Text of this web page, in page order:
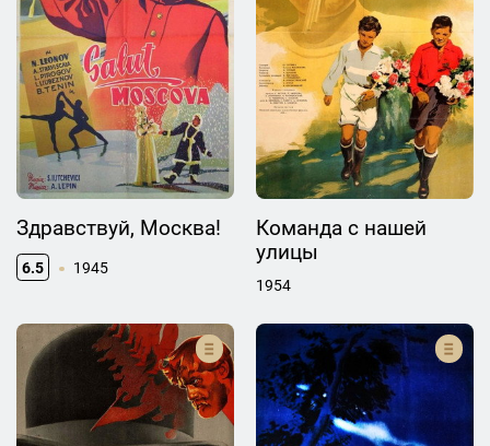
Здравствуй, Москва!
6.5 1945
Команда с нашей
улицы
1954